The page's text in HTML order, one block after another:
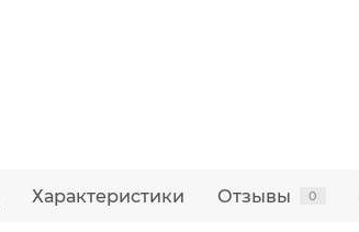
Характеристики Отзывы 0